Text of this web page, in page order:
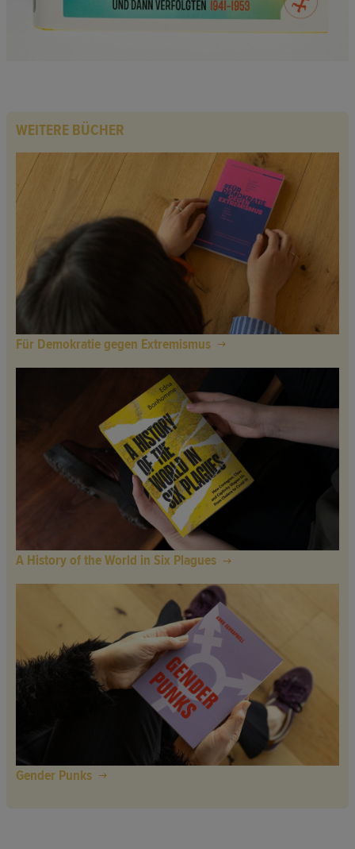
WEITERE BÜCHER
Für Demokratie gegen Extremismus
A History of the World in Six Plagues
Gender Punks